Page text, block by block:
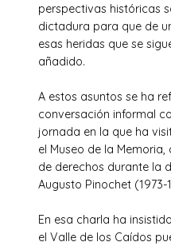
perspectivas históricas
dictadura para que de
esas heridas que se
añadido.
A estos asuntos se ha
conversación informal
jornada en la que ha
el Museo de la
de derechos durante la
Augusto Pinochet (1973-
En esa charla ha
el Valle de los Caídos